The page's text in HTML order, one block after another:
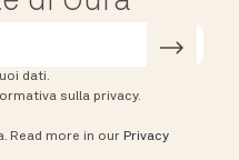
dati.
sulla privacy.
Read more in our Privacy